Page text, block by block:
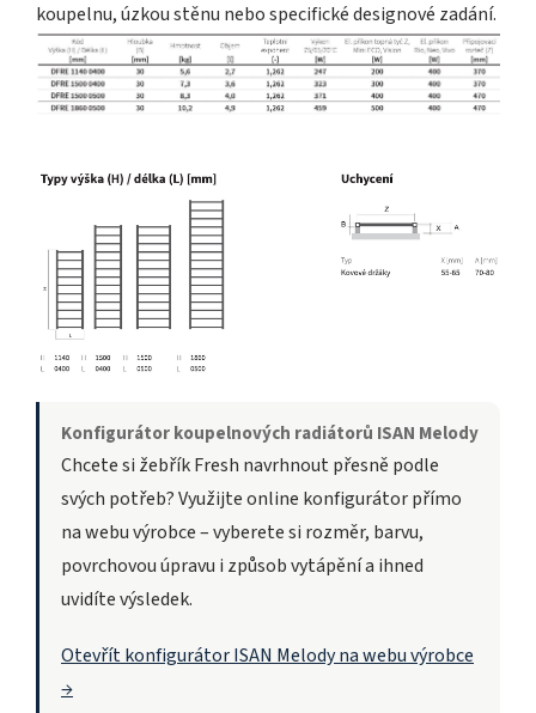
koupelnu, úzkou stěnu nebo specifické designové zadání.
Konfigurátor koupelnových radiátorů ISAN Melody
Chcete si žebřík Fresh navrhnout přesně podle
svých potřeb? Využijte online konfigurátor přímo
na webu výrobce – vyberete si rozměr, barvu,
povrchovou úpravu i způsob vytápění a ihned
uvidíte výsledek.
Otevřít konfigurátor ISAN Melody na webu výrobce
→